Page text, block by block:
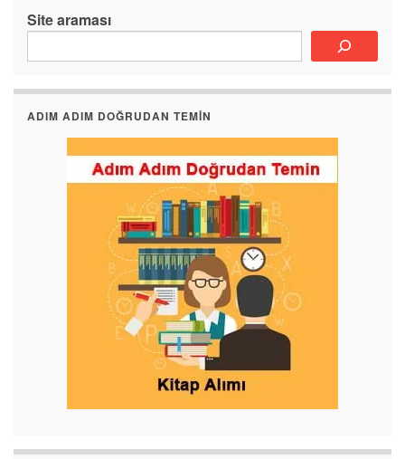
Site araması
ADIM ADIM DOĞRUDAN TEMIN